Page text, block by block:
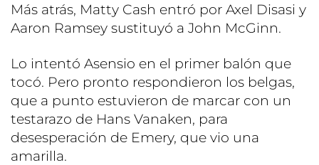
Más atrás, Matty Cash entró por Axel Disasi y
Aaron Ramsey sustituyó a John McGinn.
Lo intentó Asensio en el primer balón que
tocó. Pero pronto respondieron los belgas,
que a punto estuvieron de marcar con un
testarazo de Hans Vanaken, para
desesperación de Emery, que vio una
amarilla.